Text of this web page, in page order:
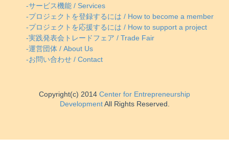
-サービス機能 / Services
-プロジェクトを登録するには / How to become a member
-プロジェクトを応援するには / How to support a project
-実践発表会トレードフェア / Trade Fair
-運営団体 / About Us
-お問い合わせ / Contact
Copyright(c) 2014 Center for Entrepreneurship
DevelopmentAll Rights Reserved.